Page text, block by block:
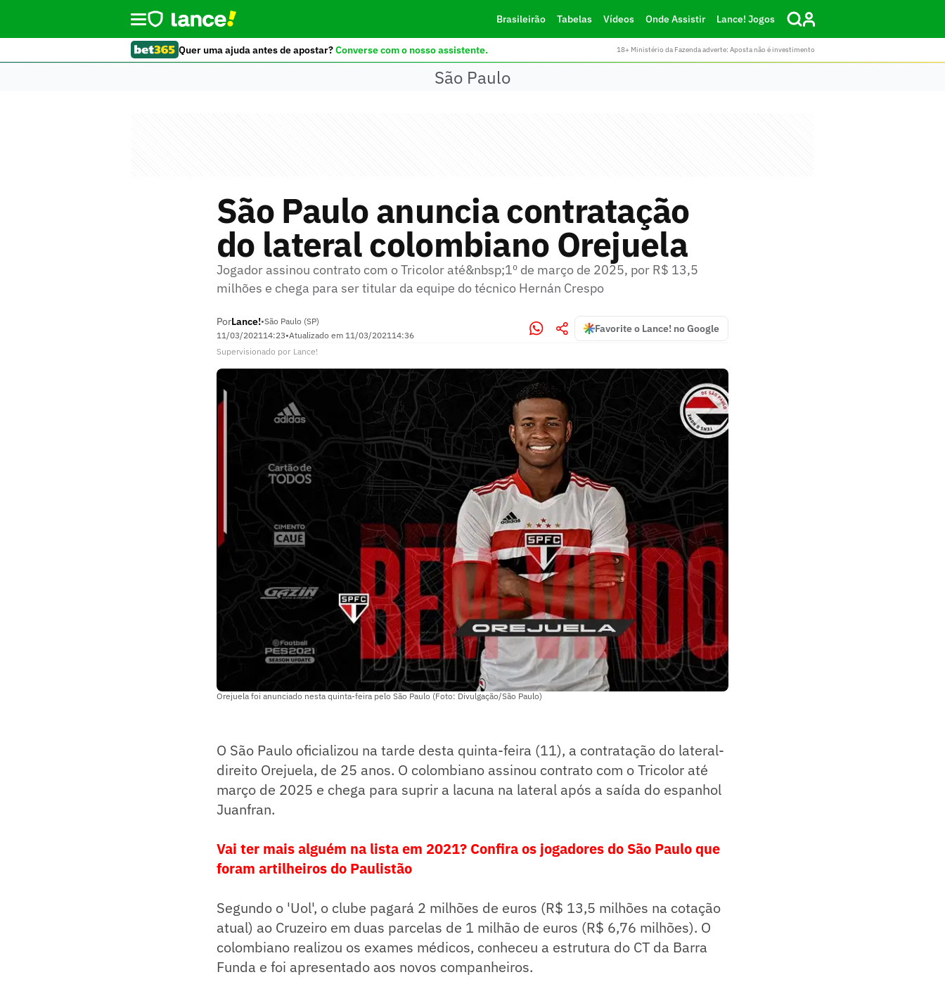
Brasileirão Tabelas Vídeos Onde Assistir Lance! Jogos
Quer uma ajuda antes de apostar?Converse com o nosso assistente. 18+ Ministério da Fazenda adverte: Aposta não é investimento
São Paulo
São Paulo anuncia contratação
do lateral colombiano Orejuela
Jogador assinou contrato com o Tricolor até&nbsp;1º de março de 2025, por R$ 13,5
milhões e chega para ser titular da equipe do técnico Hernán Crespo
PorLance!•São Paulo (SP)
11/03/202114:23•Atualizado em 11/03/202114:36
Favorite o Lance! no Google
Supervisionado por Lance!
Orejuela foi anunciado nesta quinta-feira pelo São Paulo (Foto: Divulgação/São Paulo)
O São Paulo oficializou na tarde desta quinta-feira (11), a contratação do lateral-
direito Orejuela, de 25 anos. O colombiano assinou contrato com o Tricolor até
março de 2025 e chega para suprir a lacuna na lateral após a saída do espanhol
Juanfran.
Vai ter mais alguém na lista em 2021? Confira os jogadores do São Paulo que
foram artilheiros do Paulistão
Segundo o 'Uol', o clube pagará 2 milhões de euros (R$ 13,5 milhões na cotação
atual) ao Cruzeiro em duas parcelas de 1 milhão de euros (R$ 6,76 milhões). O
colombiano realizou os exames médicos, conheceu a estrutura do CT da Barra
Funda e foi apresentado aos novos companheiros.